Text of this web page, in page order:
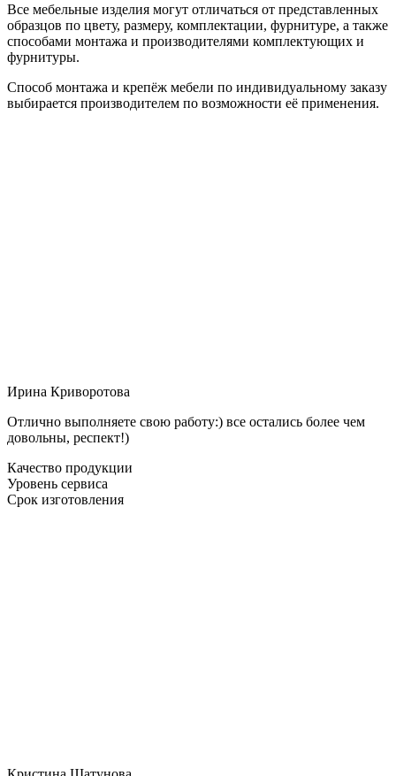
Все мебельные изделия могут отличаться от представленных
образцов по цвету, размеру, комплектации, фурнитуре, а также
способами монтажа и производителями комплектующих и
фурнитуры.
Способ монтажа и крепёж мебели по индивидуальному заказу
выбирается производителем по возможности её применения.
Ирина Криворотова
Отлично выполняете свою работу:) все остались более чем
довольны, респект!)
Качество продукции
Уровень сервиса
Срок изготовления